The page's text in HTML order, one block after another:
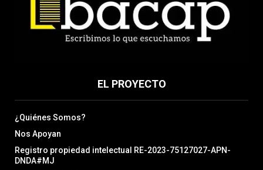
EL PROYECTO
¿Quiénes Somos?
Nos Apoyan
Registro propiedad intelectual RE-2023-75127027-APN-
DNDA#MJ